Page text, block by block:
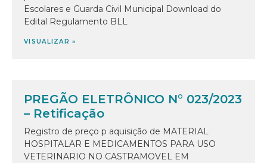
Escolares e Guarda Civil Municipal Download do
Edital Regulamento BLL
VISUALIZAR »
PREGÃO ELETRÔNICO N° 023/2023
– Retificação
Registro de preço p aquisição de MATERIAL
HOSPITALAR E MEDICAMENTOS PARA USO
VETERINARIO NO CASTRAMOVEL EM